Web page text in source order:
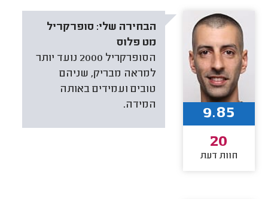
הבחירה שלי: סופרקריל
מט פלוס
הסופרקריל 2000 נועד יותר
למראה מבריק, שניהם
טובים ועמידים באותה
המידה.
9.85
20
חוות דעת